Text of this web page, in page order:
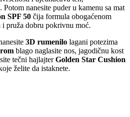
nanesite puder u kamenu sa mat
SPF 50 čija formula obogaćenom
i pruža dobru pokrivnu moć.
3D rumenilo lagani potezima
blago naglasite nos, jagodičnu kost
tečni hajlajterGolden Star Cushion
želite da istaknete.